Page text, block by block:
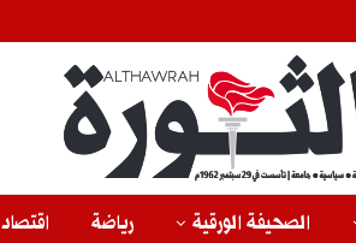
الصحيفة الورقية رياضة اقتصاد